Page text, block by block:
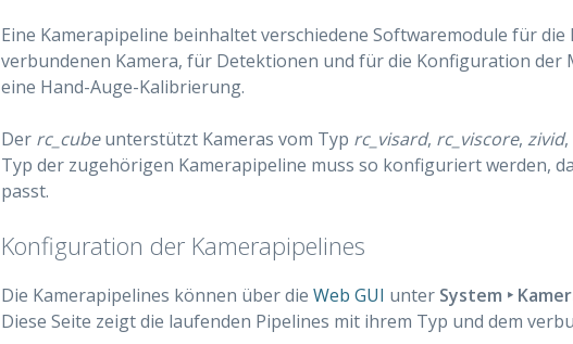
Eine Kamerapipeline beinhaltet verschiedene Softwaremodule für
verbundenen Kamera, für Detektionen und für die Konfiguration der
eine Hand-Auge-Kalibrierung.
Der rc_cubeunterstützt Kameras vom Typ rc_visard, rc_viscore, zivid,
Typ der zugehörigen Kamerapipeline muss so konfiguriert werden,
passt.
Konfiguration der Kamerapipelines
Die Kamerapipelines können über die Web GUI unter System ‣
Diese Seite zeigt die laufenden Pipelines mit ihrem Typ und dem